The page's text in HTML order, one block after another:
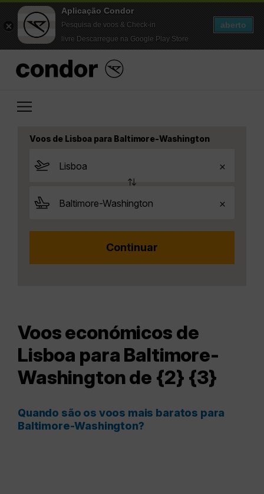
Aplicação Condor
Pesquisa de voos & Check-in
livre Descarregue na Google Play Store
aberto
Voos de Lisboa para Baltimore-Washington
Voos económicos de
Lisboa para Baltimore-
Washington de {2} {3}
Quando são os voos mais baratos para
Baltimore-Washington?